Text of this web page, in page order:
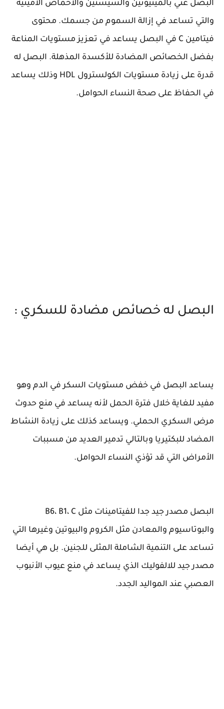
البصل غني بالميثيونين والسيستين والأحماض الأمينية
والتي تساعد في إزالة السموم من جسمك. محتوى
فيتامين C في البصل يساعد في تعزيز مستويات المناعة
بفضل الخصائص المضادة للأكسدة المذهلة. البصل له
قدرة على زيادة مستويات الكولسترول HDL وذلك يساعد
في الحفاظ على صحة النساء الحوامل.
البصل له خصائص مضادة للسكري :
يساعد البصل في خفض مستويات السكر في الدم وهو
مفيد للغاية خلال فترة الحمل لأنه يساعد في منع حدوث
مرض السكري الحملي. ويساعد كذلك على زيادة النشاط
المضاد للبكتيريا وبالتالي تدمير العديد من مسببات
الأمراض التي قد تؤذي النساء الحوامل.
البصل مصدر جيد جدا للفيتامينات مثل B6، B1، C
والبوتاسيوم والمعادن مثل الكروم والبيوتين وغيرها التي
تساعد على التنمية الشاملة المثلى للجنين. بل هي أيضا
مصدر جيد للالفوليك الذي يساعد في منع عيوب الأنبوب
العصبي عند المواليد الجدد.